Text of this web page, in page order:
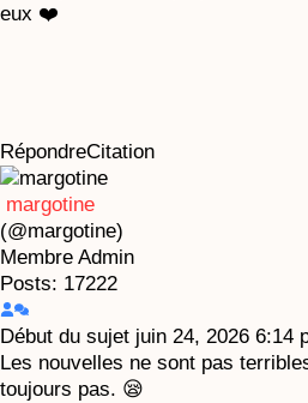
eux ❤️
RépondreCitation
margotine
(@margotine)
Membre Admin
Posts: 17222
Début du sujet juin 24, 2026 6:14
Les nouvelles ne sont pas
toujours pas. 😪